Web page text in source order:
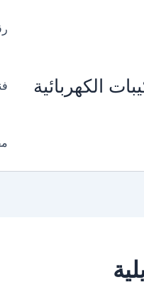
الكهربائية